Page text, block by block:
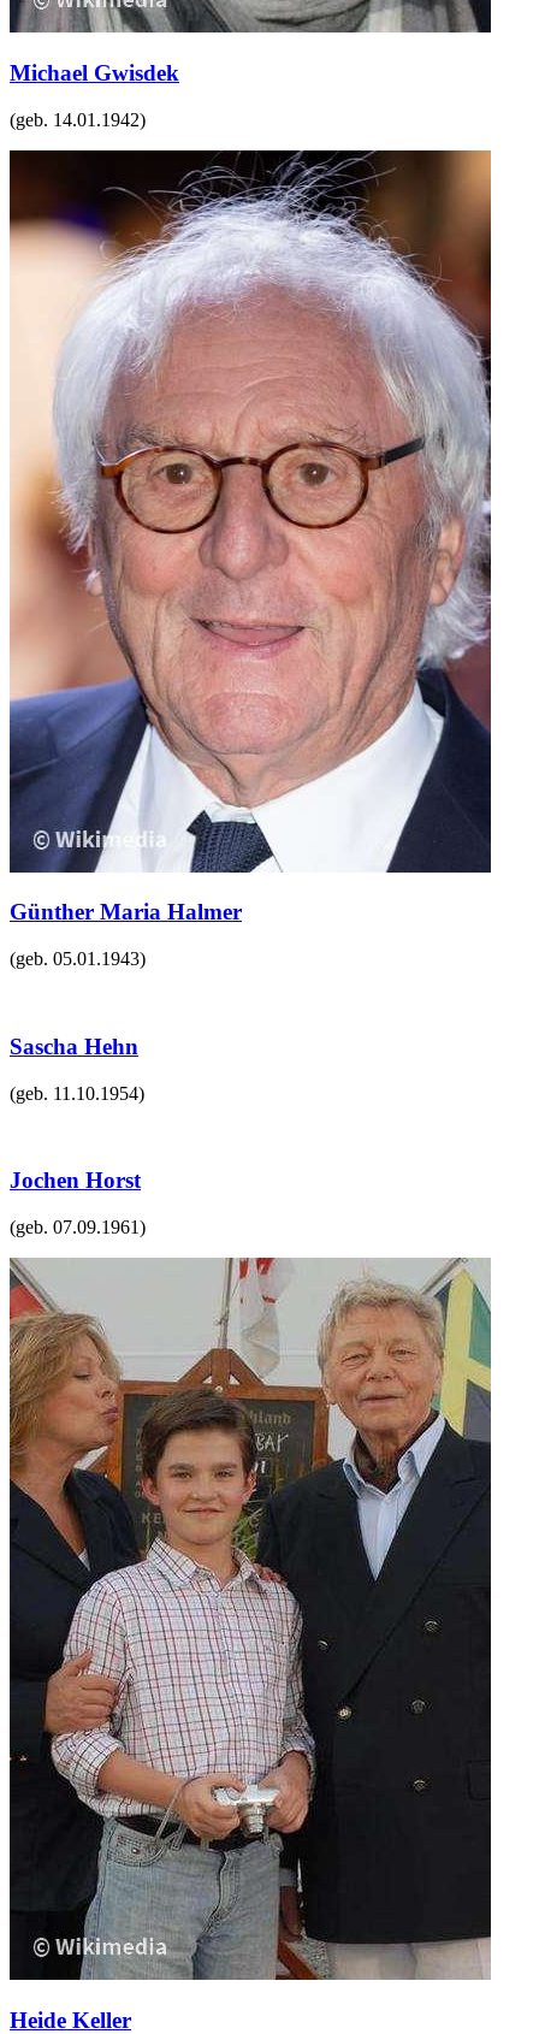
Michael Gwisdek
(geb. 14.01.1942)
Günther Maria Halmer
(geb. 05.01.1943)
Sascha Hehn
(geb. 11.10.1954)
Jochen Horst
(geb. 07.09.1961)
Heide Keller